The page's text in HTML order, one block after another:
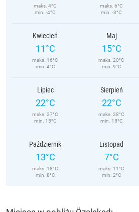
maks. 4°C
min. -4°C
maks. 6°C
min. -3°C
Kwiecień
11°C
maks. 16°C
min. 4°C
Maj
15°C
maks. 20°C
min. 9°C
Lipiec
22°C
maks. 27°C
min. 15°C
Sierpień
22°C
maks. 28°C
min. 15°C
Październik
13°C
maks. 18°C
min. 8°C
Listopad
7°C
maks. 11°C
min. 2°C